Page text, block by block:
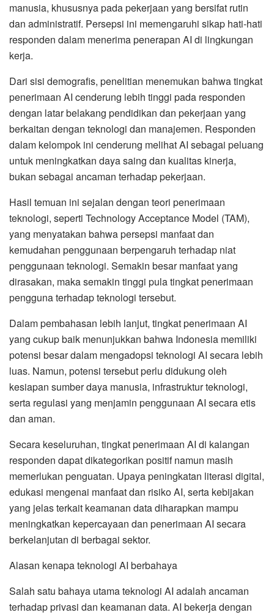
manusia, khususnya pada pekerjaan yang bersifat rutin
dan administratif. Persepsi ini memengaruhi sikap hati-hati
responden dalam menerima penerapan AI di lingkungan
kerja.
Dari sisi demografis, penelitian menemukan bahwa tingkat
penerimaan AI cenderung lebih tinggi pada responden
dengan latar belakang pendidikan dan pekerjaan yang
berkaitan dengan teknologi dan manajemen. Responden
dalam kelompok ini cenderung melihat AI sebagai peluang
untuk meningkatkan daya saing dan kualitas kinerja,
bukan sebagai ancaman terhadap pekerjaan.
Hasil temuan ini sejalan dengan teori penerimaan
teknologi, seperti Technology Acceptance Model (TAM),
yang menyatakan bahwa persepsi manfaat dan
kemudahan penggunaan berpengaruh terhadap niat
penggunaan teknologi. Semakin besar manfaat yang
dirasakan, maka semakin tinggi pula tingkat penerimaan
pengguna terhadap teknologi tersebut.
Dalam pembahasan lebih lanjut, tingkat penerimaan AI
yang cukup baik menunjukkan bahwa Indonesia memiliki
potensi besar dalam mengadopsi teknologi AI secara lebih
luas. Namun, potensi tersebut perlu didukung oleh
kesiapan sumber daya manusia, infrastruktur teknologi,
serta regulasi yang menjamin penggunaan AI secara etis
dan aman.
Secara keseluruhan, tingkat penerimaan AI di kalangan
responden dapat dikategorikan positif namun masih
memerlukan penguatan. Upaya peningkatan literasi digital,
edukasi mengenai manfaat dan risiko AI, serta kebijakan
yang jelas terkait keamanan data diharapkan mampu
meningkatkan kepercayaan dan penerimaan AI secara
berkelanjutan di berbagai sektor.
Alasan kenapa teknologi AI berbahaya
Salah satu bahaya utama teknologi AI adalah ancaman
terhadap privasi dan keamanan data. AI bekerja dengan